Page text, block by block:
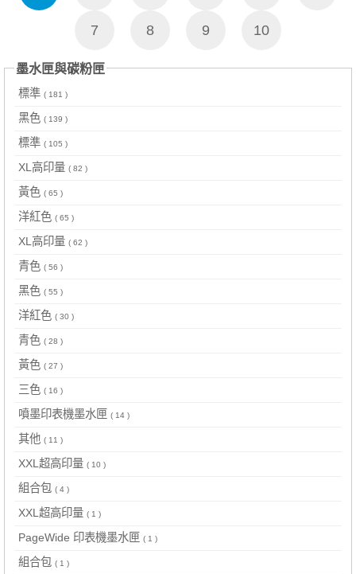
7 8 9 10
墨水匣與碳粉匣
標準 ( 181 )
黑色 ( 139 )
標準 ( 105 )
XL高印量 ( 82 )
黃色 ( 65 )
洋紅色 ( 65 )
XL高印量 ( 62 )
青色 ( 56 )
黑色 ( 55 )
洋紅色 ( 30 )
青色 ( 28 )
黃色 ( 27 )
三色 ( 16 )
噴墨印表機墨水匣 ( 14 )
其他 ( 11 )
XXL超高印量 ( 10 )
組合包 ( 4 )
XXL超高印量 ( 1 )
PageWide 印表機墨水匣 ( 1 )
組合包 ( 1 )